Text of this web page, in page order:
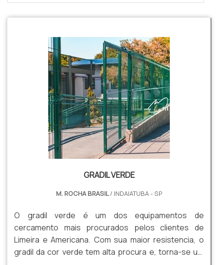
GRADIL VERDE
M. ROCHA BRASIL/ INDAIATUBA - SP
O gradil verde é um dos equipamentos de
cercamento mais procurados pelos clientes de
Limeira e Americana. Com sua maior resistencia, o
gradil da cor verde tem alta procura e, torna-se um